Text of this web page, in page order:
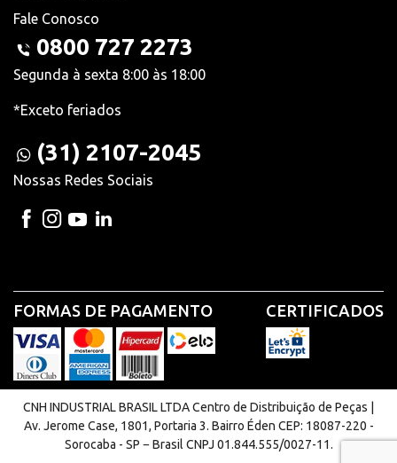
Fale Conosco
0800 727 2273
Segunda à sexta 8:00 às 18:00
*Exceto feriados
(31) 2107-2045
Nossas Redes Sociais
FORMAS DE PAGAMENTO CERTIFICADOS
CNH INDUSTRIAL BRASIL LTDA Centro de Distribuição de Peças |
Av. Jerome Case, 1801, Portaria 3. Bairro Éden CEP: 18087-220 -
Sorocaba - SP − Brasil CNPJ 01.844.555/0027-11.